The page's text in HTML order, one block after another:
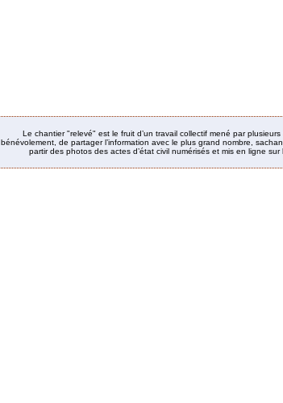
Le chantier "relevé" est le fruit d’un travail collectif mené par
bénévolement, de partager l’information avec le plus grand nombre,
partir des photos des actes d’état civil numérisés et mis en ligne